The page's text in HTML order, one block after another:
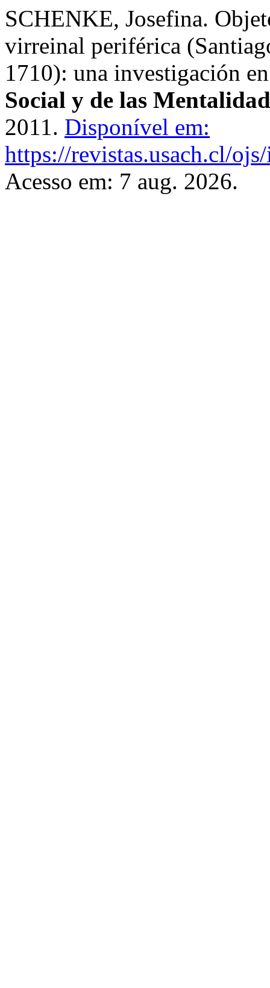
SCHENKE, Josefina.
virreinal periférica
1710): una investigación
Social y de las
2011. Disponível em:
https://revistas.usach.cl/
Acesso em: 7 aug. 2026.